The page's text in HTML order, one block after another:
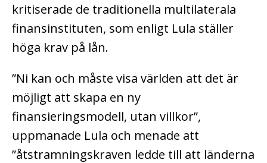
kritiserade de traditionella multilaterala
finansinstituten, som enligt Lula ställer
höga krav på lån.
”Ni kan och måste visa världen att det är
möjligt att skapa en ny
finansieringsmodell, utan villkor”,
uppmanade Lula och menade att
”åtstramningskraven ledde till att länderna